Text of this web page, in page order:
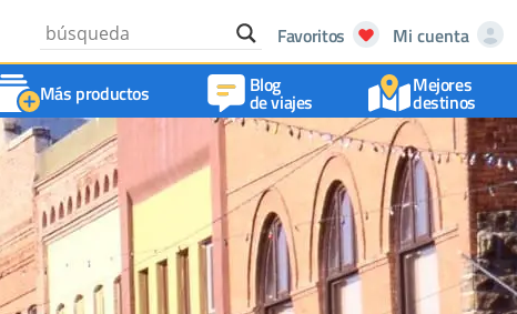
Favoritos
Mi cuenta
Más productos Blog
de viajes
Mejores
destinos